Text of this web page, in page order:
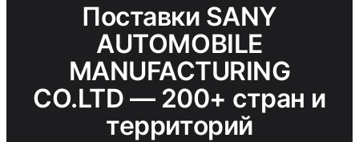
Поставки SANY
AUTOMOBILE
MANUFACTURING
CO.LTD — 200+ стран и
территорий